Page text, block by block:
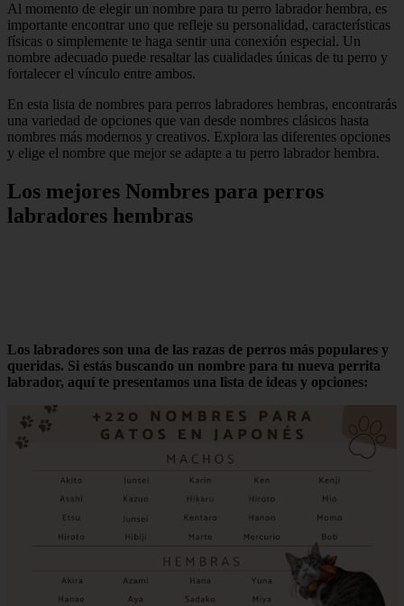
Al momento de elegir un nombre para tu perro labrador hembra, es
importante encontrar uno que refleje su personalidad, características
físicas o simplemente te haga sentir una conexión especial. Un
nombre adecuado puede resaltar las cualidades únicas de tu perro y
fortalecer el vínculo entre ambos.
En esta lista de nombres para perros labradores hembras, encontrarás
una variedad de opciones que van desde nombres clásicos hasta
nombres más modernos y creativos. Explora las diferentes opciones
y elige el nombre que mejor se adapte a tu perro labrador hembra.
Los mejores Nombres para perros
labradores hembras
Los labradores son una de las razas de perros más populares y
queridas. Si estás buscando un nombre para tu nueva perrita
labrador, aquí te presentamos una lista de ideas y opciones: